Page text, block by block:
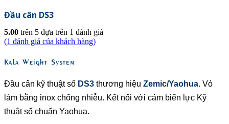
Đầu cân DS3
5.00 trên 5 dựa trên 1 đánh giá
(1 đánh giá của khách hàng)
Kala Weight System
Đầu cân kỹ thuật số DS3 thương hiệu Zemic/Yaohua. Vỏ
làm bằng inox chống nhiễu. Kết nối với cảm biến lực Kỹ
thuật số chuẩn Yaohua.